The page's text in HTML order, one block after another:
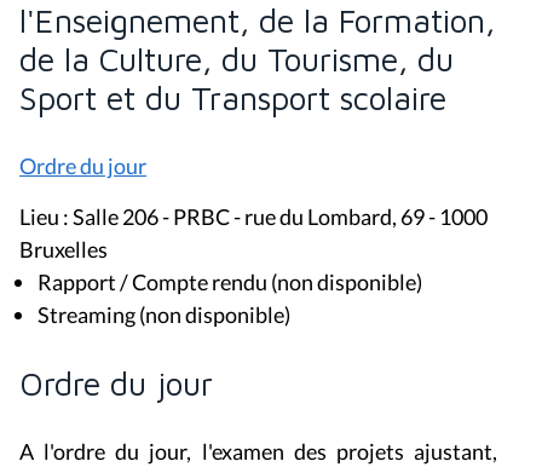
l'Enseignement, de la Formation,
de la Culture, du Tourisme, du
Sport et du Transport scolaire
Ordre du jour
Lieu : Salle 206 - PRBC - rue du Lombard, 69 - 1000
Bruxelles
Rapport / Compte rendu (non disponible)
Streaming (non disponible)
Ordre du jour
A l'ordre du jour, l'examen des projets ajustant,